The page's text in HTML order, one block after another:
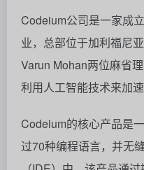
Codeium公司是一家成
业，总部位于加利福尼
Varun Mohan两位麻省
利用人工智能技术来加
Codeium的核心产品是
过70种编程语言，并无